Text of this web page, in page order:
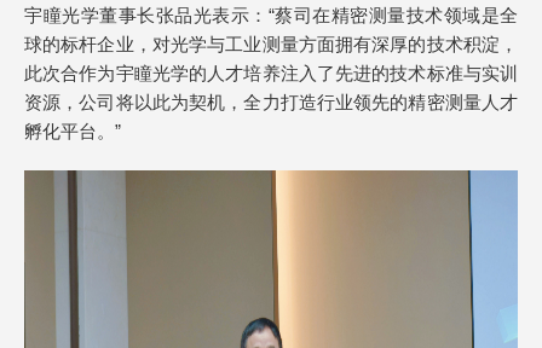
宇瞳光学董事长张品光表示：“蔡司在精密测量技术领域是全
球的标杆企业，对光学与工业测量方面拥有深厚的技术积淀，
此次合作为宇瞳光学的人才培养注入了先进的技术标准与实训
资源，公司将以此为契机，全力打造行业领先的精密测量人才
孵化平台。”